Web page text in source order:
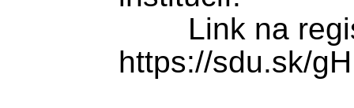
https://sdu.sk/